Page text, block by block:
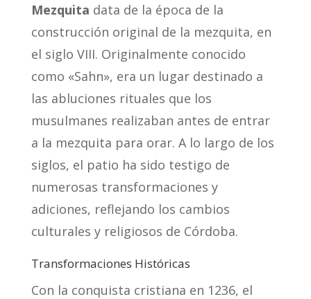
Mezquita data de la época de la
construcción original de la mezquita, en
el siglo VIII. Originalmente conocido
como «Sahn», era un lugar destinado a
las abluciones rituales que los
musulmanes realizaban antes de entrar
a la mezquita para orar. A lo largo de los
siglos, el patio ha sido testigo de
numerosas transformaciones y
adiciones, reflejando los cambios
culturales y religiosos de Córdoba.
Transformaciones Históricas
Con la conquista cristiana en 1236, el